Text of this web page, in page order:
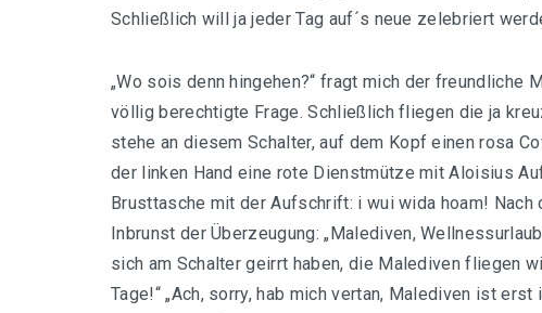
Schließlich will ja jeder Tag auf´s neue zelebriert
„Wo sois denn hingehen?“ fragt mich der
völlig berechtigte Frage. Schließlich fliegen die ja
stehe an diesem Schalter, auf dem Kopf einen rosa
der linken Hand eine rote Dienstmütze mit Aloisius
Brusttasche mit der Aufschrift: i wui wida hoam!
Inbrunst der Überzeugung: „Malediven,
sich am Schalter geirrt haben, die Malediven fliegen
Tage!“ „Ach, sorry, hab mich vertan, Malediven ist